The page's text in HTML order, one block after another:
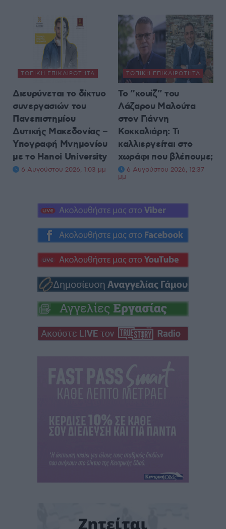
ΤΟΠΙΚΉ ΕΠΙΚΑΙΡΌΤΗΤΑ
Διευρύνεται το δίκτυο
συνεργασιών του
Πανεπιστημίου
Δυτικής Μακεδονίας –
Υπογραφή Μνημονίου
με το Hanoi University
6 Αυγούστου 2026, 1:03 μμ
ΤΟΠΙΚΉ ΕΠΙΚΑΙΡΌΤΗΤΑ
Το “κουίζ” του
Λάζαρου Μαλούτα
στον Γιάννη
Κοκκαλιάρη: Τι
καλλιεργείται στο
χωράφι που βλέπουμε;
6 Αυγούστου 2026, 12:37
μμ